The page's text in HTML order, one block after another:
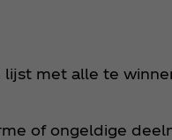
met alle te
of ongeldige